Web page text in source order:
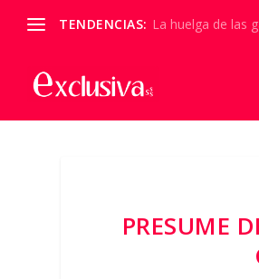
TENDENCIAS: La huelga de las
PRESUME